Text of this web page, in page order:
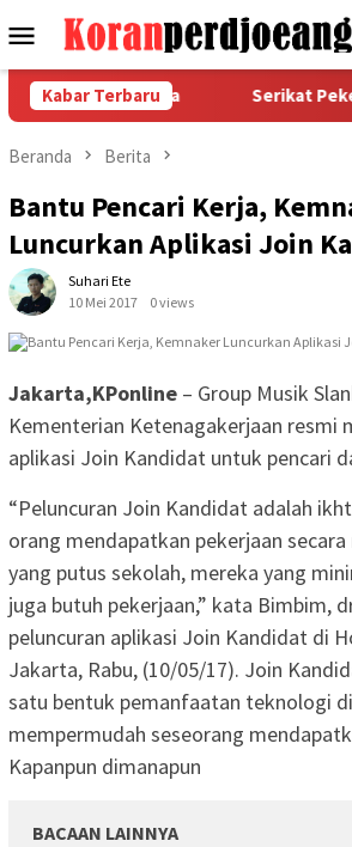
ke
Menu
Mobile
Kabar Terbaru
Satunya Serikat Pekerja
Beranda Berita
Bantu Pencari Kerja,
Luncurkan Aplikasi Join
Suhari Ete
10 Mei 2017
0 views
Jakarta,KPonline – Group Musik
Kementerian Ketenagakerjaan resmi
aplikasi Join Kandidat untuk pencari
“Peluncuran Join Kandidat adalah
orang mendapatkan pekerjaan
yang putus sekolah, mereka yang
juga butuh pekerjaan,” kata Bimbim,
peluncuran aplikasi Join Kandidat di
Jakarta, Rabu, (10/05/17). Join
satu bentuk pemanfaatan teknologi
mempermudah seseorang
Kapanpun dimanapun
BACAAN LAINNYA